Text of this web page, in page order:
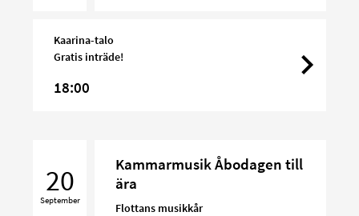
Kaarina-talo
Gratis inträde!
18:00
ära
20
September
Kammarmusik Åbodagen till
ära
Flottans musikkår